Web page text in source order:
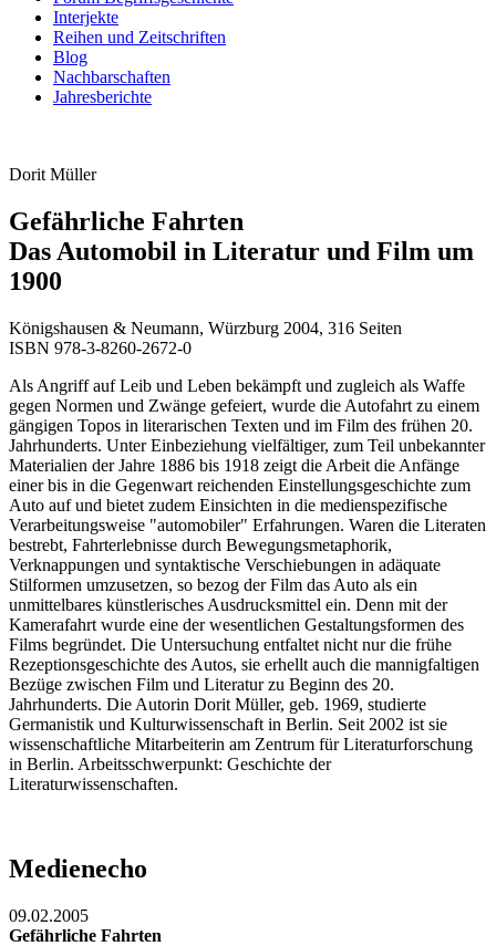
Interjekte
Reihen und Zeitschriften
Blog
Nachbarschaften
Jahresberichte
Dorit Müller
Gefährliche Fahrten
Das Automobil in Literatur und Film um
1900
Königshausen & Neumann, Würzburg 2004, 316 Seiten
ISBN 978-3-8260-2672-0
Als Angriff auf Leib und Leben bekämpft und zugleich als Waffe
gegen Normen und Zwänge gefeiert, wurde die Autofahrt zu einem
gängigen Topos in literarischen Texten und im Film des frühen 20.
Jahrhunderts. Unter Einbeziehung vielfältiger, zum Teil unbekannter
Materialien der Jahre 1886 bis 1918 zeigt die Arbeit die Anfänge
einer bis in die Gegenwart reichenden Einstellungsgeschichte zum
Auto auf und bietet zudem Einsichten in die medienspezifische
Verarbeitungsweise "automobiler" Erfahrungen. Waren die Literaten
bestrebt, Fahrterlebnisse durch Bewegungsmetaphorik,
Verknappungen und syntaktische Verschiebungen in adäquate
Stilformen umzusetzen, so bezog der Film das Auto als ein
unmittelbares künstlerisches Ausdrucksmittel ein. Denn mit der
Kamerafahrt wurde eine der wesentlichen Gestaltungsformen des
Films begründet. Die Untersuchung entfaltet nicht nur die frühe
Rezeptionsgeschichte des Autos, sie erhellt auch die mannigfaltigen
Bezüge zwischen Film und Literatur zu Beginn des 20.
Jahrhunderts. Die Autorin Dorit Müller, geb. 1969, studierte
Germanistik und Kulturwissenschaft in Berlin. Seit 2002 ist sie
wissenschaftliche Mitarbeiterin am Zentrum für Literaturforschung
in Berlin. Arbeitsschwerpunkt: Geschichte der
Literaturwissenschaften.
Medienecho
09.02.2005
Gefährliche Fahrten